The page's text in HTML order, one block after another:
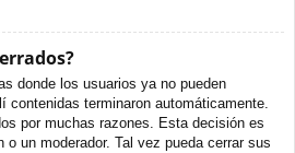
donde los usuarios ya no pueden
contenidas terminaron automáticamente.
por muchas razones. Esta decisión es
o un moderador. Tal vez pueda cerrar sus